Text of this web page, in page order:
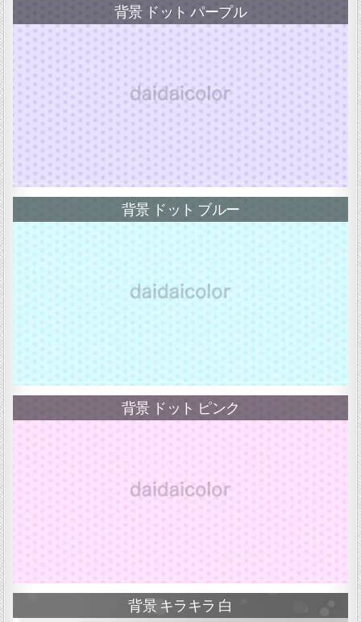
背景 ドット パープル
背景 ドット ブルー
背景 ドット ピンク
背景 キラキラ 白